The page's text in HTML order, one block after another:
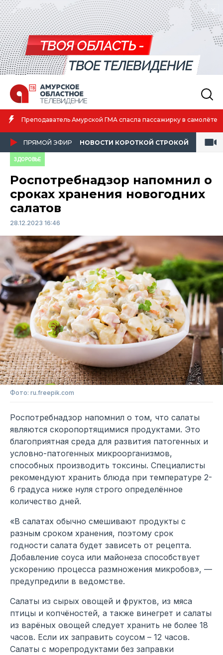
Преподаватель Амурской ГМА спасла пассажирку в самолёте
ПРЯМОЙ ЭФИР НОВОСТИ КОРОТКОЙ СТРОКОЙ
ЗДОРОВЬЕ
Роспотребнадзор напомнил о
сроках хранения новогодних
салатов
28.12.2023 16:46
Фото: ru.freepik.com
Роспотребнадзор напомнил о том, что салаты
являются скоропортящимися продуктами. Это
благоприятная среда для развития патогенных и
условно-патогенных микроорганизмов,
способных производить токсины. Специалисты
рекомендуют хранить блюда при температуре 2-
6 градуса ниже нуля строго определённое
количество дней.
«В салатах обычно смешивают продукты с
разным сроком хранения, поэтому срок
годности салата будет зависеть от рецепта.
Добавление соуса или майонеза способствует
ускорению процесса размножения микробов», —
предупредили в ведомстве.
Салаты из сырых овощей и фруктов, из мяса
птицы и копчёностей, а также винегрет и салаты
из варёных овощей следует хранить не более 18
часов. Если их заправить соусом – 12 часов.
Салаты с морепродуктами без заправки